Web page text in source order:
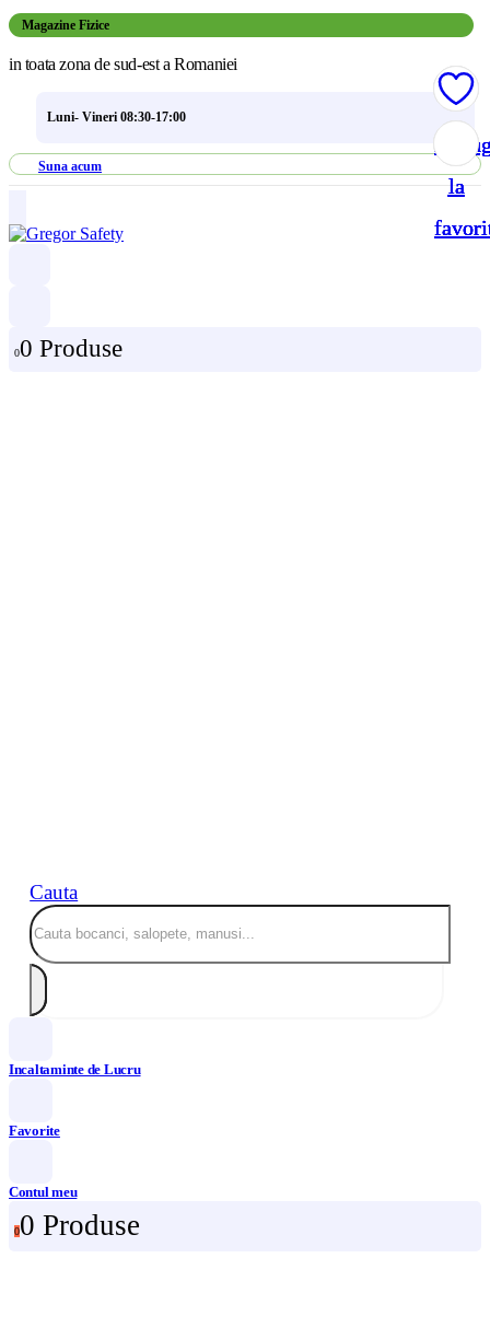
Magazine Fizice
in toata zona de sud-est a Romaniei
Luni- Vineri 08:30-17:00
Suna acum
00 Produse
Cauta
Incaltaminte de Lucru
Favorite
Contul meu
00 Produse
la
la
la
la